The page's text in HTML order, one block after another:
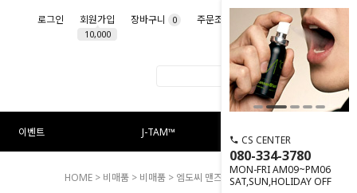
로그인 회원가입
10,000
장바구니 0 주문조회 마이페이지
이벤트 J-TAM™
CS CENTER
080-334-3780
MON-FRI AM09~PM06
SAT,SUN,HOLIDAY OFF
HOME > 비매품 > 비매품 > 엠도씨 맨즈 그루밍 스타터 키트